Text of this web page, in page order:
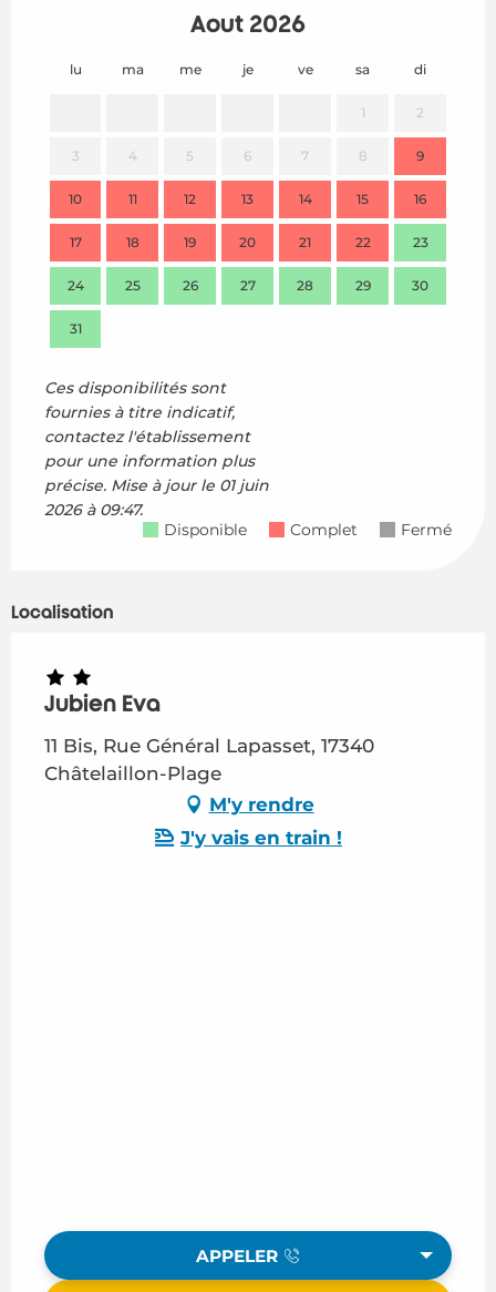
Août 2026
lu ma me je ve sa di
1 2
3 4 5 6 7 8 9
10 11 12 13 14 15 16
17 18 19 20 21 22 23
24 25 26 27 28 29 30
31
Ces disponibilités sont
fournies à titre indicatif,
contactez l'établissement
pour une information plus
précise. Mise à jour le 01 juin
2026 à 09:47.
Disponible
Complet Fermé
Localisation
Jubien Eva
11 Bis, Rue Général Lapasset, 17340
Châtelaillon-Plage
M'y rendre
J'y vais en train !
APPELER